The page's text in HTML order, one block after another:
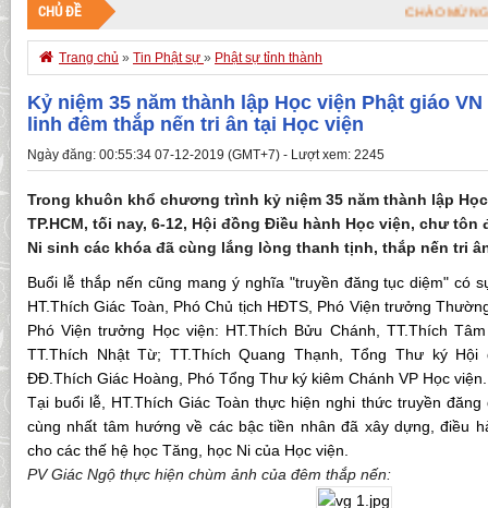
CHỦ ĐỀ CHÀO MỪNG QUÝ VỊ ĐÃ
 Trang chủ » Tin Phật sự » Phật sự tỉnh thành
Kỷ niệm 35 năm thành lập Học viện Phật giáo VN
linh đêm thắp nến tri ân tại Học viện
Ngày đăng: 00:55:34 07-12-2019 (GMT+7) - Lượt xem: 2245
Trong khuôn khổ chương trình kỷ niệm 35 năm thành lập
TP.HCM, tối nay, 6-12, Hội đồng Điều hành Học viện, chư tôn
Ni sinh các khóa đã cùng lắng lòng thanh tịnh, thắp nến tri
Buổi lễ thắp nến cũng mang ý nghĩa "truyền đăng tục diệm" có
HT.Thích Giác Toàn, Phó Chủ tịch HĐTS, Phó Viện trưởng
Phó Viện trưởng Học viện: HT.Thích Bửu Chánh, TT.Thích
TT.Thích Nhật Từ; TT.Thích Quang Thạnh, Tổng Thư ký
ĐĐ.Thích Giác Hoàng, Phó Tổng Thư ký kiêm Chánh VP Học
Tại buổi lễ, HT.Thích Giác Toàn thực hiện nghi thức truyền
cùng nhất tâm hướng về các bậc tiền nhân đã xây dựng, điều
cho các thế hệ học Tăng, học Ni của Học viện.
PV Giác Ngộ thực hiện chùm ảnh của đêm thắp nến: